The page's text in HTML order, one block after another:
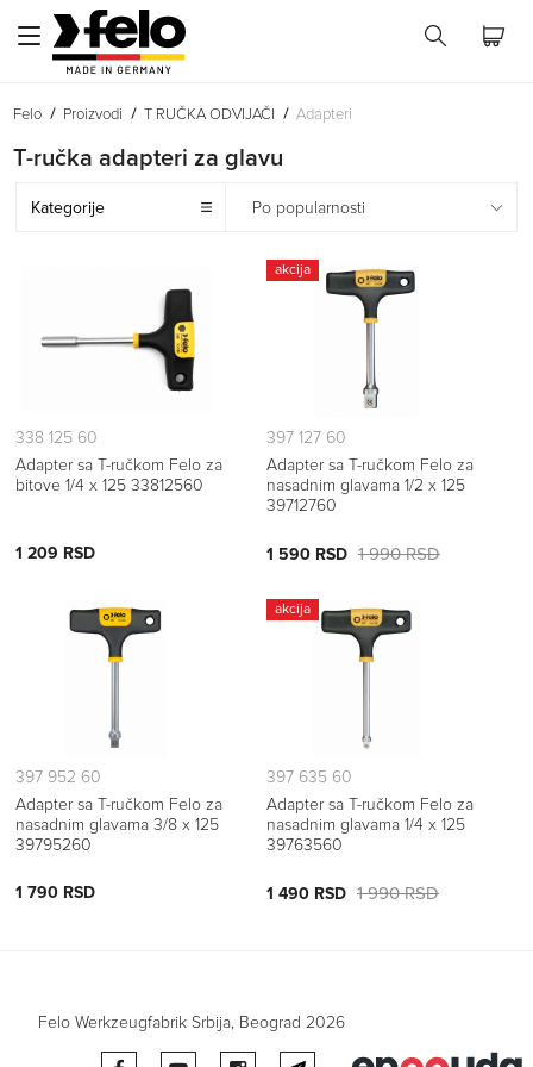
Felo Proizvodi T RUČKA ODVIJAČI Adapteri
T-ručka adapteri za glavu
Kategorije Po popularnosti
338 125 60
Adapter sa T-ručkom Felo za
bitove 1/4 x 125 33812560
1 209 RSD
akcija
397 127 60
Adapter sa T-ručkom Felo za
nasadnim glavama 1/2 x 125
39712760
1 590 RSD 1 990 RSD
397 952 60
Adapter sa T-ručkom Felo za
nasadnim glavama 3/8 x 125
39795260
1 790 RSD
akcija
397 635 60
Adapter sa T-ručkom Felo za
nasadnim glavama 1/4 x 125
39763560
1 490 RSD 1 990 RSD
Felo Werkzeugfabrik Srbija, Beograd 2026